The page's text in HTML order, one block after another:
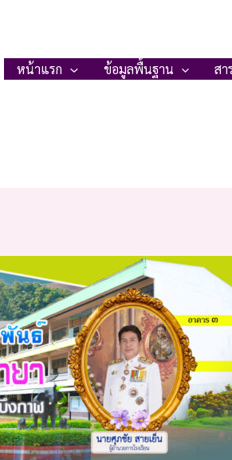
หน้าแรก ข้อมูลพื้นฐาน สา